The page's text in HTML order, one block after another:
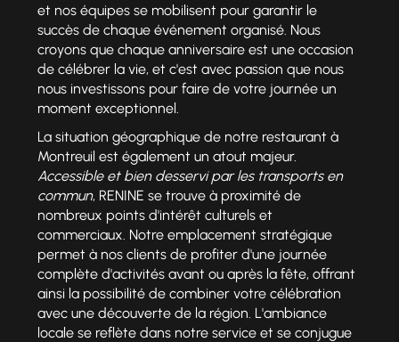
et nos équipes se mobilisent pour garantir le
succès de chaque événement organisé. Nous
croyons que chaque anniversaire est une occasion
de célébrer la vie, et c'est avec passion que nous
nous investissons pour faire de votre journée un
moment exceptionnel.
La situation géographique de notre restaurant à
Montreuil est également un atout majeur.
Accessible et bien desservi par les transports en
commun, RENINE se trouve à proximité de
nombreux points d'intérêt culturels et
commerciaux. Notre emplacement stratégique
permet à nos clients de profiter d'une journée
complète d'activités avant ou après la fête, offrant
ainsi la possibilité de combiner votre célébration
avec une découverte de la région. L'ambiance
locale se reflète dans notre service et se conjugue